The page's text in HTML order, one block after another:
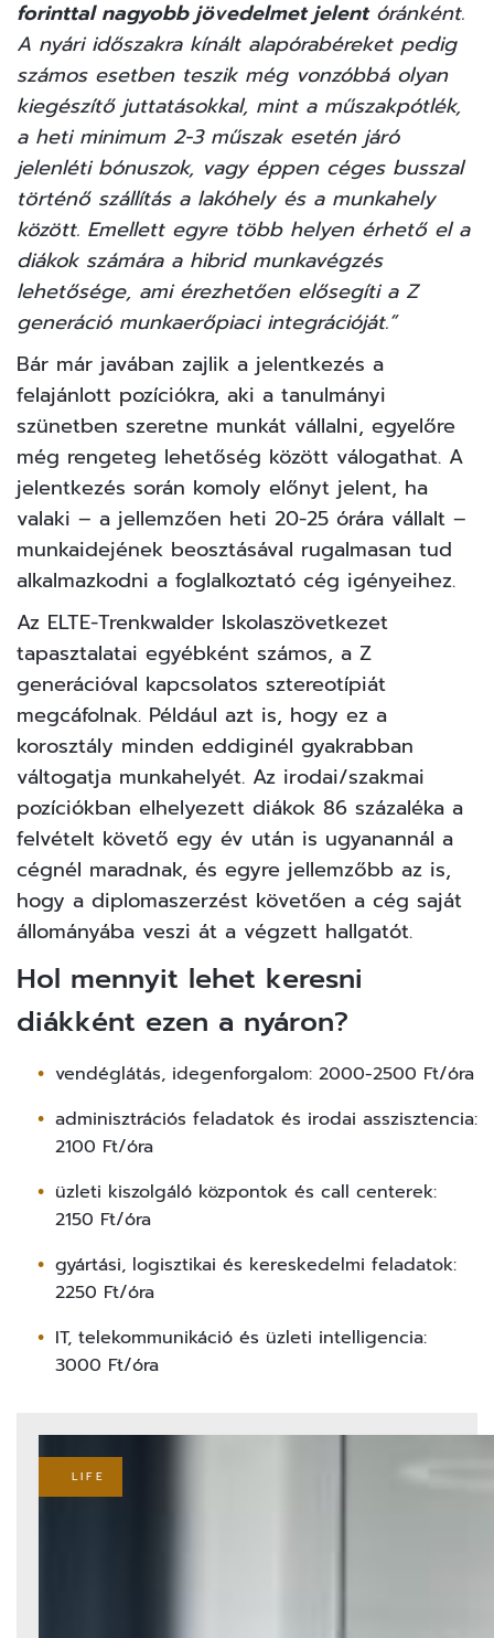
forinttal nagyobb jövedelmet jelentóránként.
A nyári időszakra kínált alapórabéreket pedig
számos esetben teszik még vonzóbbá olyan
kiegészítő juttatásokkal, mint a műszakpótlék,
a heti minimum 2-3 műszak esetén járó
jelenléti bónuszok, vagy éppen céges busszal
történő szállítás a lakóhely és a munkahely
között. Emellett egyre több helyen érhető el a
diákok számára a hibrid munkavégzés
lehetősége, ami érezhetően elősegíti a Z
generáció munkaerőpiaci integrációját.”
Bár már javában zajlik a jelentkezés a
felajánlott pozíciókra, aki a tanulmányi
szünetben szeretne munkát vállalni, egyelőre
még rengeteg lehetőség között válogathat. A
jelentkezés során komoly előnyt jelent, ha
valaki – a jellemzően heti 20-25 órára vállalt –
munkaidejének beosztásával rugalmasan tud
alkalmazkodni a foglalkoztató cég igényeihez.
Az ELTE-Trenkwalder Iskolaszövetkezet
tapasztalatai egyébként számos, a Z
generációval kapcsolatos sztereotípiát
megcáfolnak. Például azt is, hogy ez a
korosztály minden eddiginél gyakrabban
váltogatja munkahelyét. Az irodai/szakmai
pozíciókban elhelyezett diákok 86 százaléka a
felvételt követő egy év után is ugyanannál a
cégnél maradnak, és egyre jellemzőbb az is,
hogy a diplomaszerzést követően a cég saját
állományába veszi át a végzett hallgatót.
Hol mennyit lehet keresni
diákként ezen a nyáron?
vendéglátás, idegenforgalom: 2000-2500 Ft/óra
adminisztrációs feladatok és irodai asszisztencia:
2100 Ft/óra
üzleti kiszolgáló központok és call centerek:
2150 Ft/óra
gyártási, logisztikai és kereskedelmi feladatok:
2250 Ft/óra
IT, telekommunikáció és üzleti intelligencia:
3000 Ft/óra
LIFE